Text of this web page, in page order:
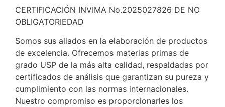
CERTIFICACIÓN INVIMA No.2025027826 DE NO
OBLIGATORIEDAD
Somos sus aliados en la elaboración de productos
de excelencia. Ofrecemos materias primas de
grado USP de la más alta calidad, respaldadas por
certificados de análisis que garantizan su pureza y
cumplimiento con las normas internacionales.
Nuestro compromiso es proporcionarles los